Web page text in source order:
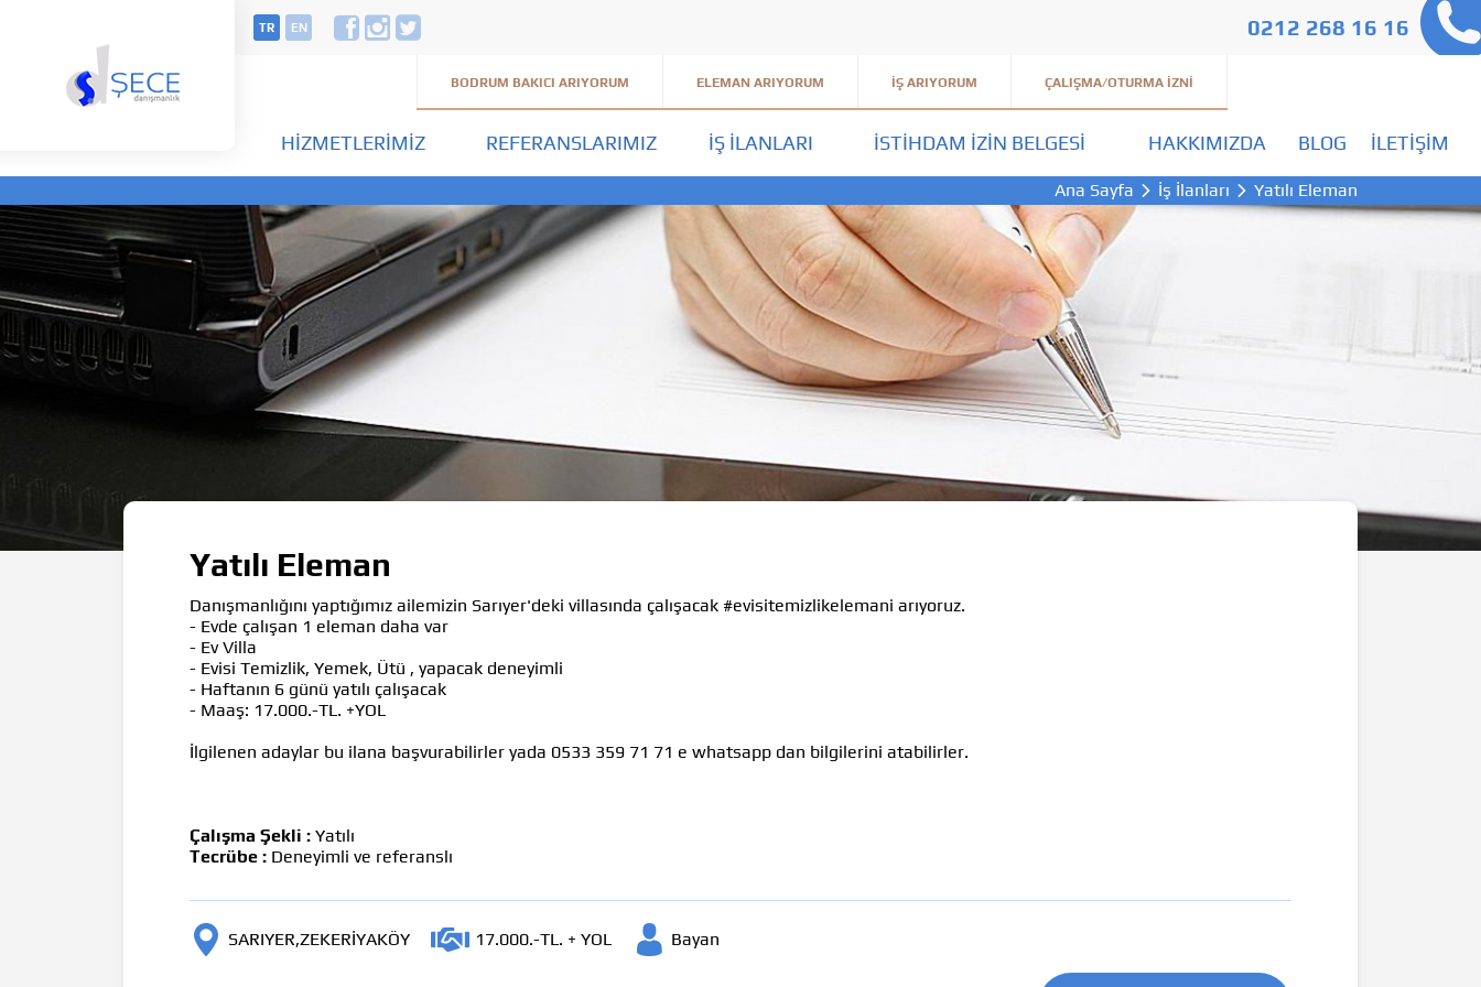
TR EN
BODRUM BAKICI ARIYORUM ELEMAN ARIYORUM İŞ ARIYORUM ÇALIŞMA/OTURMA İZNI
0212 268 16 16
HIZMETLERIMIZ REFERANSLARIMIZ İŞ İLANLARI İSTIHDAM İZIN BELGESI HAKKIMIZDA BLOG İLETIŞIM
Ana Sayfa İş İlanları Yatılı Eleman
Yatılı Eleman
Danışmanlığını yaptığımız ailemizin Sarıyer'deki villasında çalışacak #evisitemizlikelemani arıyoruz.
- Evde çalışan 1 eleman daha var
- Ev Villa
- Evisi Temizlik, Yemek, Ütü , yapacak deneyimli
- Haftanın 6 günü yatılı çalışacak
- Maaş: 17.000.-TL. +YOL
İlgilenen adaylar bu ilana başvurabilirler yada 0533 359 71 71 e whatsapp dan bilgilerini atabilirler.
Çalışma Şekli : Yatılı
Tecrübe : Deneyimli ve referanslı
SARIYER,ZEKERİYAKÖY 17.000.-TL. + YOL Bayan